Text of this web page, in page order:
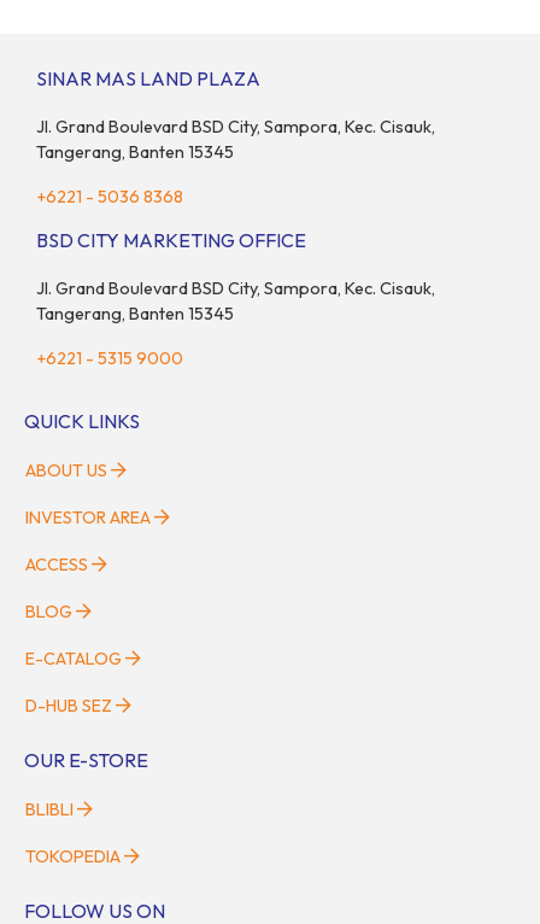
target. “Kami yakin target […]
SINAR MAS LAND PLAZA
Jl. Grand Boulevard BSD City, Sampora, Kec. Cisauk,
Tangerang, Banten 15345
+6221 - 5036 8368
BSD CITY MARKETING OFFICE
Jl. Grand Boulevard BSD City, Sampora, Kec. Cisauk,
Tangerang, Banten 15345
+6221 - 5315 9000
QUICK LINKS
ABOUT US
INVESTOR AREA
ACCESS
BLOG
E-CATALOG
D-HUB SEZ
OUR E-STORE
BLIBLI
TOKOPEDIA
FOLLOW US ON